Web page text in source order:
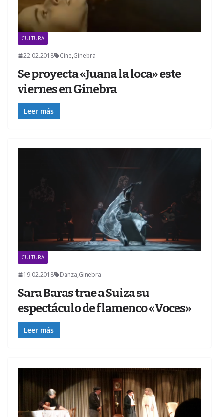
CULTURA
22.02.2018 Cine,Ginebra
Se proyecta «Juana la loca» este
viernes en Ginebra
Leer más
CULTURA
19.02.2018 Danza,Ginebra
Sara Baras trae a Suiza su
espectáculo de flamenco «Voces»
Leer más